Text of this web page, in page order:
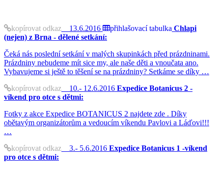
kopírovat odkaz 13.6.2016 přihlašovací tabulka Chlapi
(nejen) z Brna - dělené setkání:
Čeká nás poslední setkání v malých skupinkách před prázdninami.
Prázdniny nebudeme mít sice my, ale naše děti a vnoučata ano.
Vybavujeme si ještě to těšení se na prázdniny? Setkáme se díky …
kopírovat odkaz 10.- 12.6.2016 Expedice Botanicus 2 -
víkend pro otce s dětmi:
Fotky z akce Expedice BOTANICUS 2 najdete zde . Díky
obětavým organizátorům a vedoucím víkendu Pavlovi a Láďovi!!!
…
kopírovat odkaz 3.- 5.6.2016 Expedice Botanicus 1 -víkend
pro otce s dětmi: